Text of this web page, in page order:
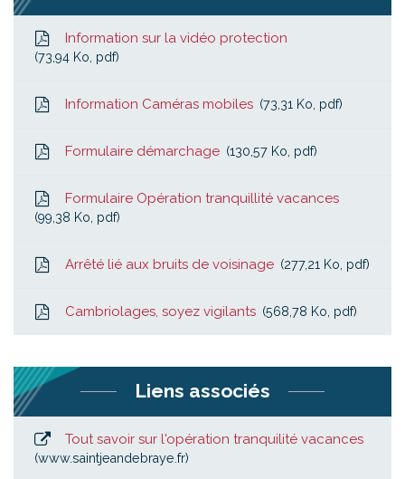
Information sur la vidéo protection
73,94 Ko , pdf
Information Caméras mobiles 73,31 Ko , pdf
Formulaire démarchage 130,57 Ko , pdf
Formulaire Opération tranquillité vacances
99,38 Ko , pdf
Arrêté lié aux bruits de voisinage 277,21 Ko , pdf
Cambriolages, soyez vigilants 568,78 Ko , pdf
Liens associés
Tout savoir sur l'opération tranquilité vacances
www.saintjeandebraye.fr